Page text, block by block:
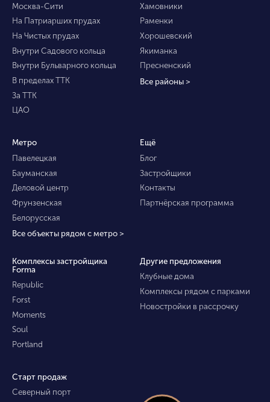
Москва-Сити
На Патриарших прудах
На Чистых прудах
Внутри Садового кольца
Внутри Бульварного кольца
В пределах ТТК
За ТТК
ЦАО
Хамовники
Раменки
Хорошевский
Якиманка
Пресненский
Все районы >
Метро
Павелецкая
Бауманская
Деловой центр
Фрунзенская
Белорусская
Все объекты рядом с метро >
Ещё
Блог
Застройщики
Контакты
Партнёрская программа
Комплексы застройщика
Forma
Republic
Forst
Moments
Soul
Portland
Другие предложения
Клубные дома
Комплексы рядом с парками
Новостройки в рассрочку
Старт продаж
Северный порт